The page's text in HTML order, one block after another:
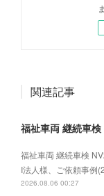
関連記事
福祉車両 継続車検
I法人様、ご依頼事例
2026.08.06 00:27